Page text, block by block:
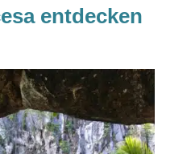
entdecken